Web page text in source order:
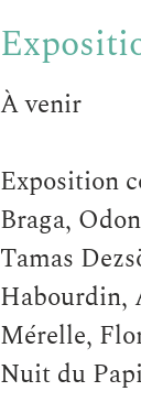
À venir
Exposition
Braga,
Tamas
Habourdin,
Mérelle,
Nuit du